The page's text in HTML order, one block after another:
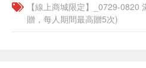
【線上商城限定】_0729-0820
贈，每人期間最高贈5次)